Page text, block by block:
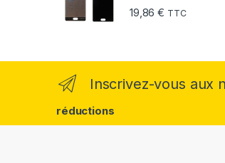
19,86€ TTC
Inscrivez-vous aux
réductions